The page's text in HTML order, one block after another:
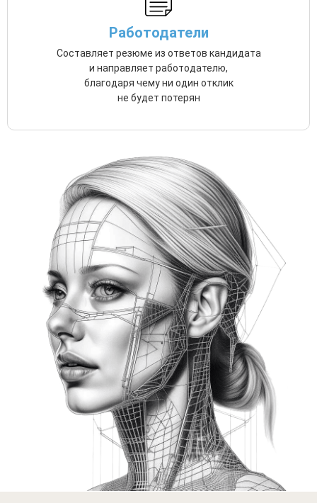
Работодатели
Составляет резюме из ответов кандидата
и направляет работодателю,
благодаря чему ни один отклик
не будет потерян